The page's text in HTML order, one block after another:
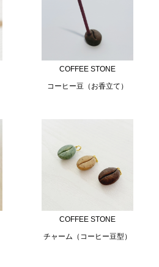
COFFEE STONE
コーヒー豆（お香立て）
COFFEE STONE
チャーム（コーヒー豆型）